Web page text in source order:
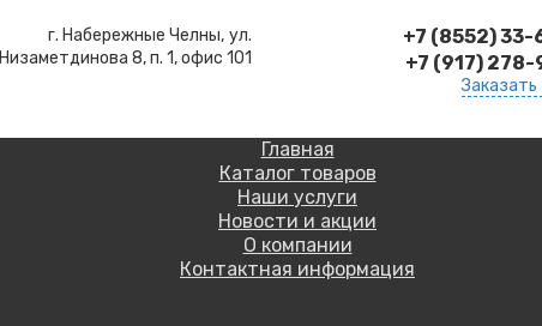
г. Набережные Челны, ул.
Низаметдинова 8, п. 1, офис 101
+7 (8552)
+7 (917)
Заказать
Главная
Каталог товаров
Наши услуги
Новости и акции
О компании
Контактная информация